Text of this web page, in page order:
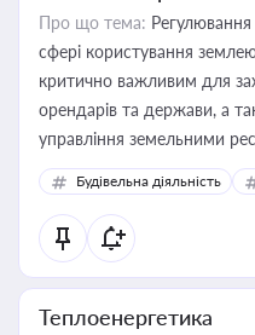
Про що тема: Регулювання
сфері користування
критично важливим для
орендарів та держави, а
управління земельними
Будівельна діяльність
Теплоенергетика